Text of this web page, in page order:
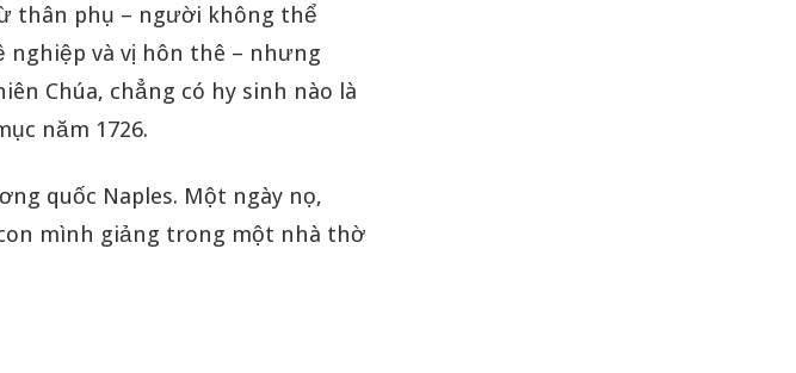
thân phụ – người không thể
và vị hôn thê – nhưng
Chúa, chẳng có hy sinh nào là
năm 1726.
quốc Naples. Một ngày nọ,
mình giảng trong một nhà thờ